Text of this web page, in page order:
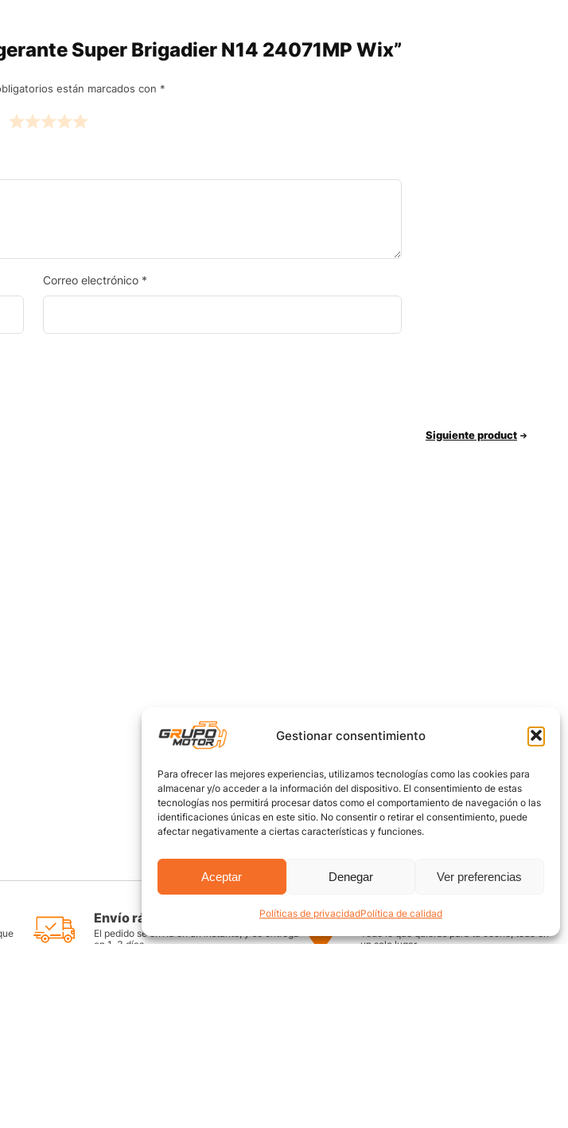
Gestionar consentimiento
Para ofrecer las mejores experiencias, utilizamos tecnologías como las cookies para
almacenar y/o acceder a la información del dispositivo. El consentimiento de estas
tecnologías nos permitirá procesar datos como el comportamiento de navegación o las
identificaciones únicas en este sitio. No consentir o retirar el consentimiento, puede
afectar negativamente a ciertas características y funciones.
Aceptar Denegar Ver preferencias
Políticas de privacidadPolítica de calidad
Super Brigadier N14 24071MP Wix”
están marcados con *
Correo electrónico *
Siguiente product
Envío rápido y seguro
El pedido se envía en un instante, y se entrega
en 1-3 días
Encuentra aquí
Todo lo que quieras para tu coche, todo en
un solo lugar